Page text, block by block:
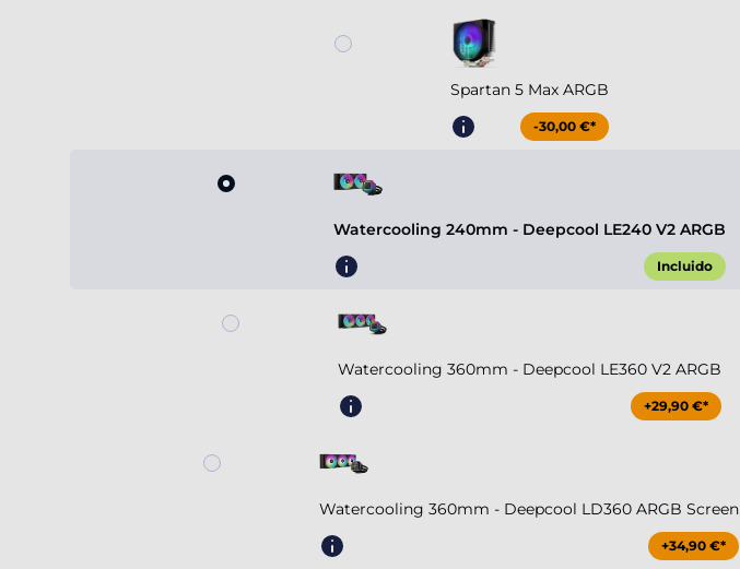
Spartan 5 Max ARGB
-30,00 €*
Watercooling 240mm - Deepcool LE240 V2 ARGB
Incluido
Watercooling 360mm - Deepcool LE360 V2 ARGB
+29,90 €*
Watercooling 360mm - Deepcool LD360 ARGB Screen
+34,90 €*